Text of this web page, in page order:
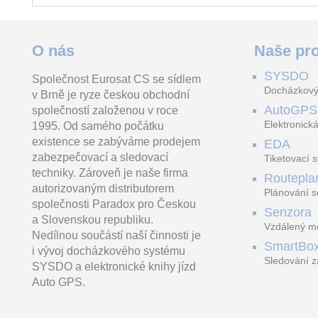
Stíněný kabel
2x0.8+6x0.5mm, drát.
Baleno po 100m. VEZFI
2x0.8+6x0.5
Designový kryt montážní
krabice - AJAX CoverPlate -
instalaci. Barva
s
O nás
Společnost Eurosat CS se sídlem
v Brně je ryze českou obchodní
společností založenou v roce
1995. Od samého počátku
existence se zabýváme prodejem
zabezpečovací a sledovací
techniky. Zároveň je naše firma
autorizovaným distributorem
společnosti Paradox pro Českou
a Slovenskou republiku.
Nedílnou součástí naší činnosti je
i vývoj docházkového systému
SYSDO a elektronické knihy jízd
Auto GPS.
Naše
SYSDO
AutoGPS
EDA
Tiketovací
Plánování
Senzora
Vzdálený
Sledování